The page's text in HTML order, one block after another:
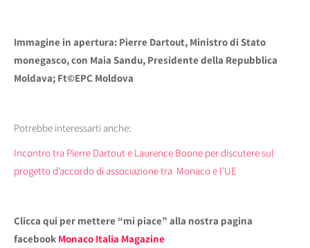
Immagine in apertura: Pierre Dartout, Ministro di Stato
monegasco, con Maia Sandu, Presidente della Repubblica
Moldava; Ft©EPC Moldova
Potrebbe interessarti anche:
Incontro tra Pierre Dartout e Laurence Boone per discutere sul
progetto d’accordo di associazione tra Monaco e l’UE
Clicca qui per mettere “mi piace” alla nostra pagina
facebook Monaco Italia Magazine